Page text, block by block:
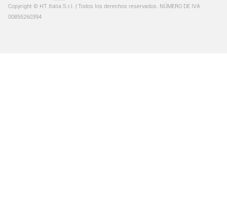
Copyright © HT Italia S.r.l. | Todos los derechos reservados. NÚMERO DE IVA
00855260394